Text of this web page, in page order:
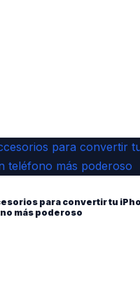
para convertir tu
más poderoso